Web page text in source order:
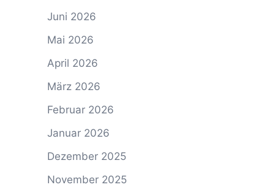
Juni 2026
Mai 2026
April 2026
März 2026
Februar 2026
Januar 2026
Dezember 2025
November 2025